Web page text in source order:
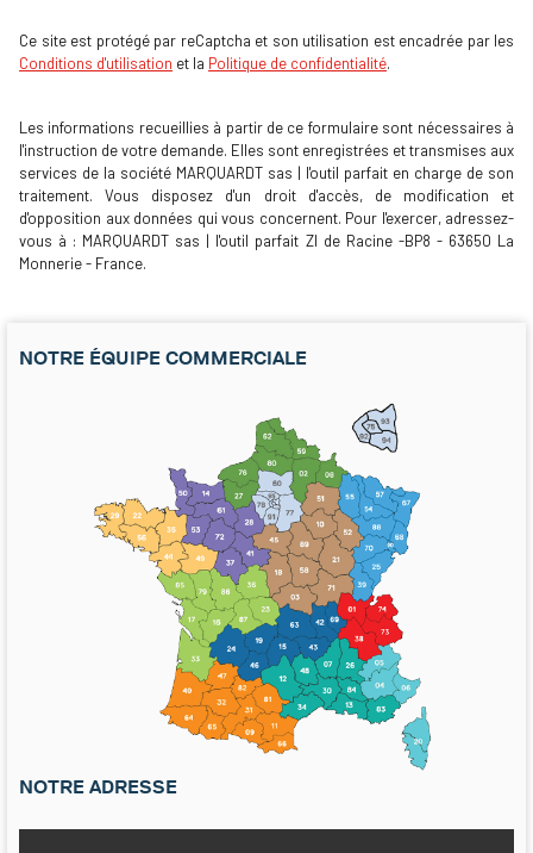
Ce site est protégé par reCaptcha et son utilisation est encadrée par les
Conditions d'utilisation et la Politique de confidentialité.
Les informations recueillies à partir de ce formulaire sont nécessaires à
l'instruction de votre demande. Elles sont enregistrées et transmises aux
services de la société MARQUARDT sas | l'outil parfait en charge de son
traitement. Vous disposez d'un droit d'accès, de modification et
d'opposition aux données qui vous concernent. Pour l'exercer, adressez-
vous à : MARQUARDT sas | l'outil parfait ZI de Racine -BP8 - 63650 La
Monnerie - France.
NOTRE ÉQUIPE COMMERCIALE
NOTRE ADRESSE